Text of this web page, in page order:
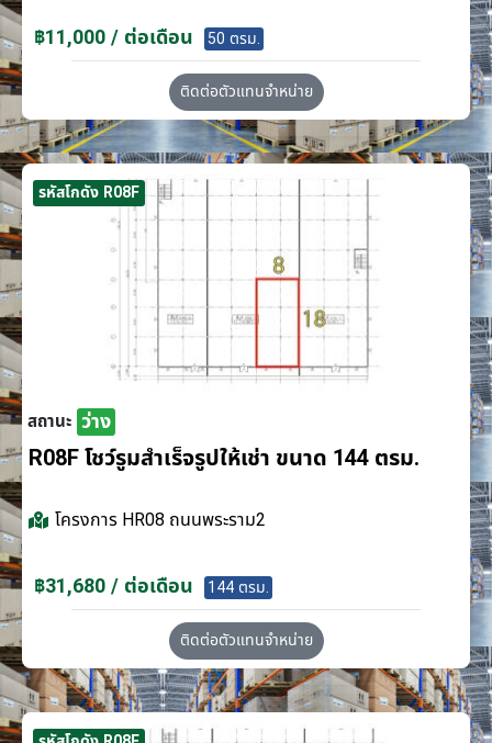
฿11,000 / ต่อเดือน 50 ตรม.
ติดต่อตัวแทนจำหน่าย
รหัสโกดัง R08F
สถานะ ว่าง
R08F โชว์รูมสำเร็จรูปให้เช่า ขนาด 144 ตรม.
โครงการ HR08 ถนนพระราม2
฿31,680 / ต่อเดือน 144 ตรม.
ติดต่อตัวแทนจำหน่าย